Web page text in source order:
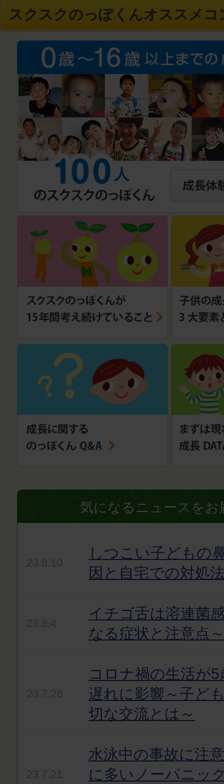
スクスクのっぽくんオススメコ
気になるニュースをお
しつこい子どもの
因と自宅での対処
イチゴ舌は溶連菌
なる症状と注意点
コロナ禍の生活が
遅れに影響～子ど
切な交流とは～
水泳中の事故に注
に多いノーパニッ